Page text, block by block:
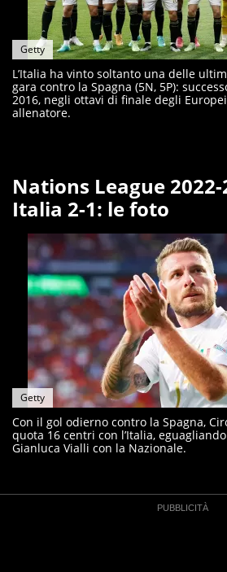
Getty
L’Italia ha vinto soltanto una delle
gara contro la Spagna (5N, 5P):
2016, negli ottavi di finale degli
allenatore.
Nations League 2022-
Italia 2-1: le foto
Getty
Con il gol odierno contro la Spagna,
quota 16 centri con l’Italia,
Gianluca Vialli con la Nazionale.